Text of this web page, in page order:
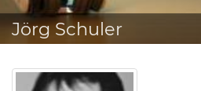
Jörg Schuler